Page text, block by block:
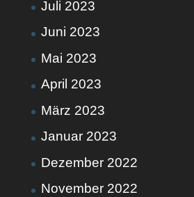
Juli 2023
Juni 2023
Mai 2023
April 2023
März 2023
Januar 2023
Dezember 2022
November 2022